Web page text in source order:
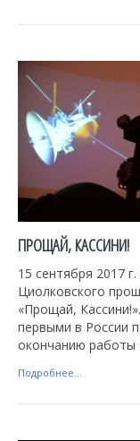
ПРОЩАЙ, КАССИНИ!
15 сентября 2017
Циолковского
«Прощай,
первыми в России
окончанию работы
Подробнее...